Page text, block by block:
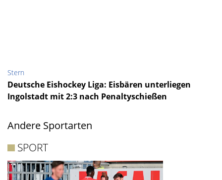
Stern
Deutsche Eishockey Liga: Eisbären unterliegen
Ingolstadt mit 2:3 nach Penaltyschießen
Andere Sportarten
SPORT